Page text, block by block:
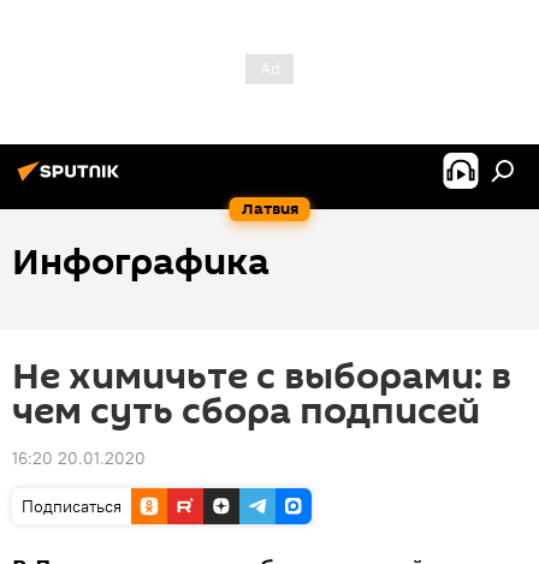
Латвия
Инфографика
Не химичьте с выборами: в
чем суть сбора подписей
16:20 20.01.2020
Подписаться